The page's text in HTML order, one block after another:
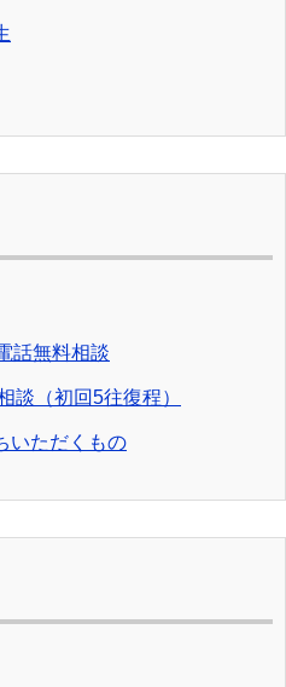
話無料相談
談（初回5往復程）
いただくもの